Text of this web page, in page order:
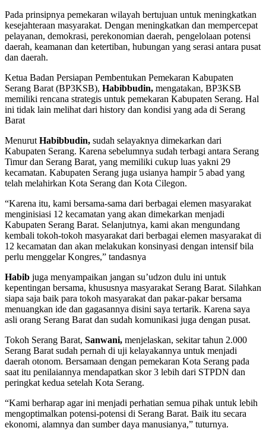
Pada prinsipnya pemekaran wilayah bertujuan untuk meningkatkan
kesejahteraan masyarakat. Dengan meningkatkan dan mempercepat
pelayanan, demokrasi, perekonomian daerah, pengelolaan potensi
daerah, keamanan dan ketertiban, hubungan yang serasi antara pusat
dan daerah.
Ketua Badan Persiapan Pembentukan Pemekaran Kabupaten
Serang Barat (BP3KSB), Habibbudin, mengatakan, BP3KSB
memiliki rencana strategis untuk pemekaran Kabupaten Serang. Hal
ini tidak lain melihat dari history dan kondisi yang ada di Serang
Barat
Menurut Habibbudin, sudah selayaknya dimekarkan dari
Kabupaten Serang. Karena sebelumnya sudah terbagi antara Serang
Timur dan Serang Barat, yang memiliki cukup luas yakni 29
kecamatan. Kabupaten Serang juga usianya hampir 5 abad yang
telah melahirkan Kota Serang dan Kota Cilegon.
“Karena itu, kami bersama-sama dari berbagai elemen masyarakat
menginisiasi 12 kecamatan yang akan dimekarkan menjadi
Kabupaten Serang Barat. Selanjutnya, kami akan mengundang
kembali tokoh-tokoh masyarakat dari berbagai elemen masyarakat di
12 kecamatan dan akan melakukan konsinyasi dengan intensif bila
perlu menggelar Kongres,” tandasnya
Habib juga menyampaikan jangan su’udzon dulu ini untuk
kepentingan bersama, khususnya masyarakat Serang Barat. Silahkan
siapa saja baik para tokoh masyarakat dan pakar-pakar bersama
menuangkan ide dan gagasannya disini saya tertarik. Karena saya
asli orang Serang Barat dan sudah komunikasi juga dengan pusat.
Tokoh Serang Barat, Sanwani, menjelaskan, sekitar tahun 2.000
Serang Barat sudah pernah di uji kelayakannya untuk menjadi
daerah otonom. Bersamaan dengan pemekaran Kota Serang pada
saat itu penilaiannya mendapatkan skor 3 lebih dari STPDN dan
peringkat kedua setelah Kota Serang.
“Kami berharap agar ini menjadi perhatian semua pihak untuk lebih
mengoptimalkan potensi-potensi di Serang Barat. Baik itu secara
ekonomi, alamnya dan sumber daya manusianya,” tuturnya.